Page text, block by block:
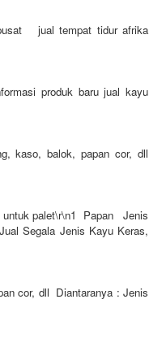
jual tempat tidur afrika
produk baru jual kayu
kaso, balok, papan cor, dll
untuk palet\r\n1 Papan Jenis
Segala Jenis Kayu Keras,
cor, dll Diantaranya : Jenis